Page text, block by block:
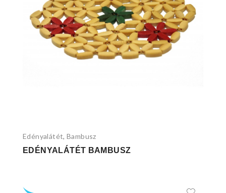
Edényalátét,Bambusz
EDÉNYALÁTÉT BAMBUSZ